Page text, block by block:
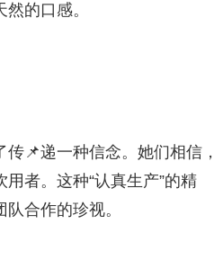
的口感。
📌递一种信念。她们相信，
者。这种“认真生产”的精
合作的珍视。